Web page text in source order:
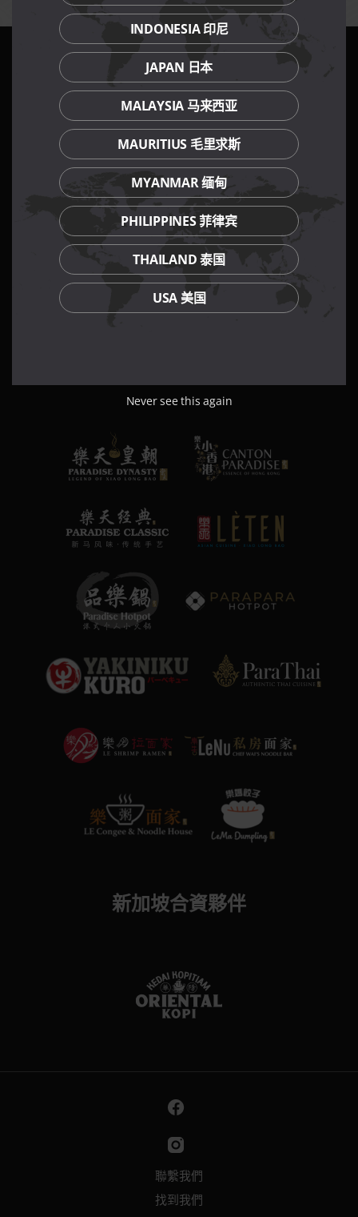
我們的餐飲品牌
新加坡合資夥伴
聯繫我們
找到我們
INDONESIA 印尼
JAPAN 日本
MALAYSIA 马来西亚
MAURITIUS 毛里求斯
MYANMAR 缅甸
PHILIPPINES 菲律宾
THAILAND 泰国
USA 美国
Never see this again